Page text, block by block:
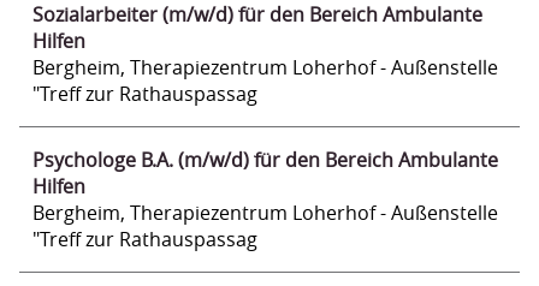
Sozialarbeiter (m/w/d) für den Bereich Ambulante
Hilfen
Bergheim, Therapiezentrum Loherhof - Außenstelle
"Treff zur Rathauspassag
Psychologe B.A. (m/w/d) für den Bereich Ambulante
Hilfen
Bergheim, Therapiezentrum Loherhof - Außenstelle
"Treff zur Rathauspassag